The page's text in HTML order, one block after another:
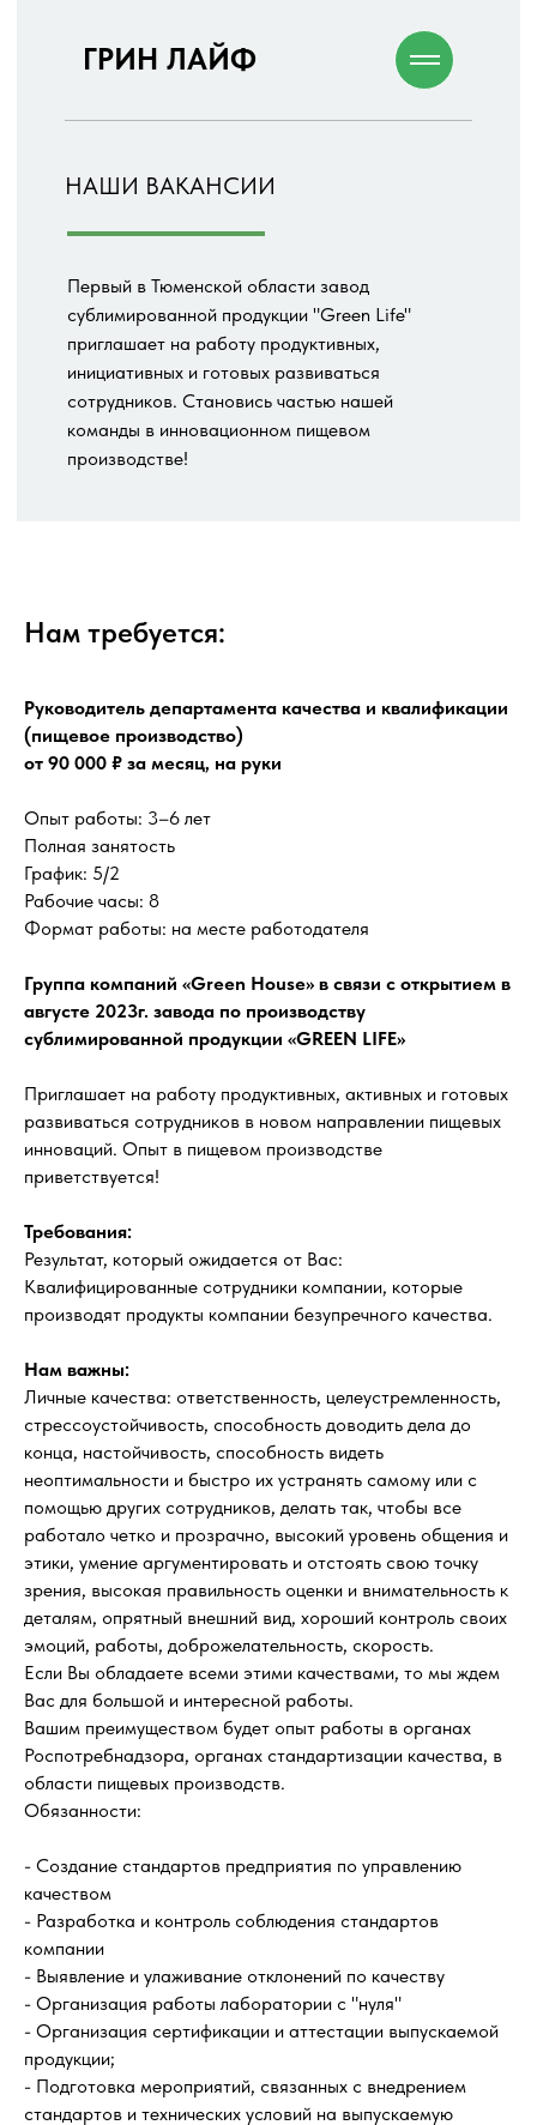
ГРИН ЛАЙФ
НАШИ ВАКАНСИИ
Первый в Тюменской области завод
сублимированной продукции "Green Life"
приглашает на работу продуктивных,
инициативных и готовых развиваться
сотрудников. Становись частью нашей
команды в инновационном пищевом
производстве!
Нам требуется:
Руководитель департамента качества и квалификации
(пищевое производство)
от 90 000 ₽ за месяц, на руки
Опыт работы: 3–6 лет
Полная занятость
График: 5/2
Рабочие часы: 8
Формат работы: на месте работодателя
Группа компаний «Green House» в связи с открытием в
августе 2023г. завода по производству
сублимированной продукции «GREEN LIFE»
Приглашает на работу продуктивных, активных и готовых
развиваться сотрудников в новом направлении пищевых
инноваций. Опыт в пищевом производстве
приветствуется!
Требования:
Результат, который ожидается от Вас:
Квалифицированные сотрудники компании, которые
производят продукты компании безупречного качества.
Нам важны:
Личные качества: ответственность, целеустремленность,
стрессоустойчивость, способность доводить дела до
конца, настойчивость, способность видеть
неоптимальности и быстро их устранять самому или с
помощью других сотрудников, делать так, чтобы все
работало четко и прозрачно, высокий уровень общения и
этики, умение аргументировать и отстоять свою точку
зрения, высокая правильность оценки и внимательность к
деталям, опрятный внешний вид, хороший контроль своих
эмоций, работы, доброжелательность, скорость.
Если Вы обладаете всеми этими качествами, то мы ждем
Вас для большой и интересной работы.
Вашим преимуществом будет опыт работы в органах
Роспотребнадзора, органах стандартизации качества, в
области пищевых производств.
Обязанности:
- Создание стандартов предприятия по управлению
качеством
- Разработка и контроль соблюдения стандартов
компании
- Выявление и улаживание отклонений по качеству
- Организация работы лаборатории с "нуля"
- Организация сертификации и аттестации выпускаемой
продукции;
- Подготовка мероприятий, связанных с внедрением
стандартов и технических условий на выпускаемую